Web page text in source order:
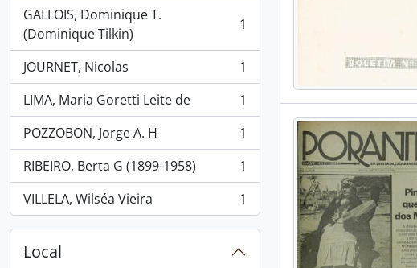
GALLOIS, Dominique T.
(Dominique Tilkin)
, 1 resultados 1
JOURNET, Nicolas
, 1 resultados
1
LIMA, Maria Goretti Leite de
, 1 resultados
1
POZZOBON, Jorge A. H
, 1 resultados
1
RIBEIRO, Berta G (1899-1958)
, 1 resultados
1
VILLELA, Wilséa Vieira
, 1 resultados 1
Local